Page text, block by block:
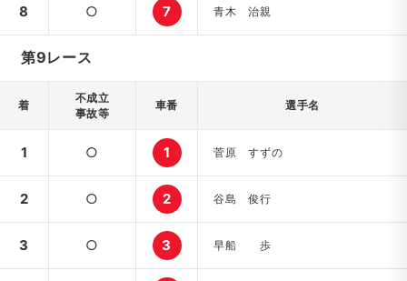
8 ○ 7 青木 治親
第9レース
着
不成立
事故等
車番 選手名
1 ○ 1 菅原 すずの
2 ○ 2 谷島 俊行
3 ○ 3 早船 歩